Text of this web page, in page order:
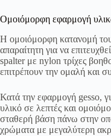
Ομοιόμορφη εφαρμογή
Η ομοιόμορφη κατανομή του
απαραίτητη για να
spalter με nylon τρίχες
επιτρέπουν την ομαλή και
Κατά την εφαρμογή gesso,
υλικό σε λεπτές και
σταθερή βάση πάνω στην
χρώματα με μεγαλύτερη